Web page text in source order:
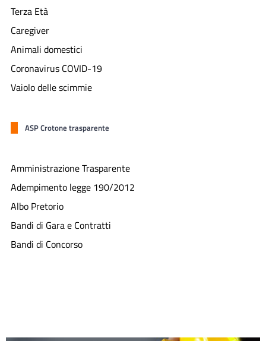
Terza Età
Caregiver
Animali domestici
Coronavirus COVID-19
Vaiolo delle scimmie
ASP Crotone trasparente
Amministrazione Trasparente
Adempimento legge 190/2012
Albo Pretorio
Bandi di Gara e Contratti
Bandi di Concorso